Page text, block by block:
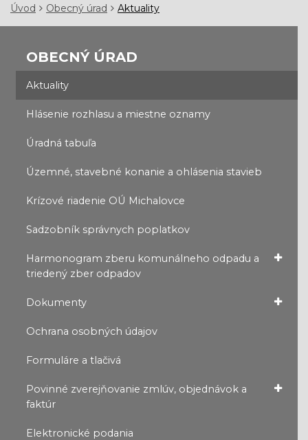
Úvod Obecný úrad Aktuality
OBECNÝ ÚRAD
Aktuality
Hlásenie rozhlasu a miestne oznamy
Úradná tabuľa
Územné, stavebné konanie a ohlásenia stavieb
Krízové riadenie OÚ Michalovce
Sadzobník správnych poplatkov
Harmonogram zberu komunálneho odpadu a
triedený zber odpadov
Dokumenty
Ochrana osobných údajov
Formuláre a tlačivá
Povinné zverejňovanie zmlúv, objednávok a
faktúr
Elektronické podania